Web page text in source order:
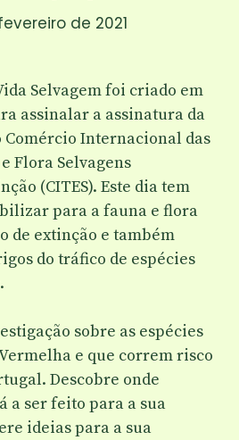
de 2021
Selvagem foi criado em
assinalar a assinatura da
Comércio Internacional das
Flora Selvagens
(CITES). Este dia tem
para a fauna e flora
de extinção e também
do tráfico de espécies
sobre as espécies
e que correm risco
Descobre onde
a ser feito para a sua
ideias para a sua